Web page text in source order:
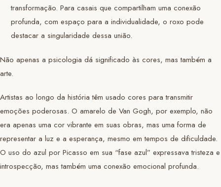
transformação. Para casais que compartilham uma conexão
profunda, com espaço para a individualidade, o roxo pode
destacar a singularidade dessa união.
Não apenas a psicologia dá significado às cores, mas também a
arte.
Artistas ao longo da história têm usado cores para transmitir
emoções poderosas. O amarelo de Van Gogh, por exemplo, não
era apenas uma cor vibrante em suas obras, mas uma forma de
representar a luz e a esperança, mesmo em tempos de dificuldade.
O uso do azul por Picasso em sua “fase azul” expressava tristeza e
introspecção, mas também uma conexão emocional profunda.